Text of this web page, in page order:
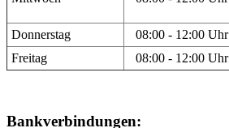
Donnerstag 08:00 - 12:00 Uhr
Freitag
08:00 - 12:00 Uhr
Bankverbindungen: